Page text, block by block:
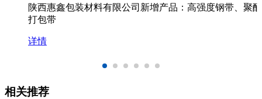
陕西惠鑫包装材料有限公司新增产品：高强度钢带、聚
打包带
详情
相关推荐